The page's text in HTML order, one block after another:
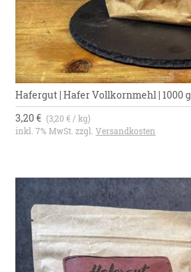
Hafergut | Hafer Vollkornmehl | 1000 g
3,20 € (3,20 € / kg)
inkl. 7% MwSt. zzgl.Versandkosten